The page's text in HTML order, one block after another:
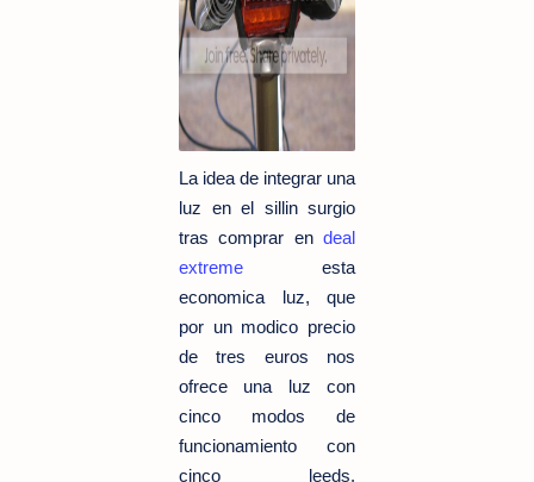
La idea de integrar una
luz en el sillin surgio
tras comprar en deal
extreme esta
economica luz, que
por un modico precio
de tres euros nos
ofrece una luz con
cinco modos de
funcionamiento con
cinco leeds.